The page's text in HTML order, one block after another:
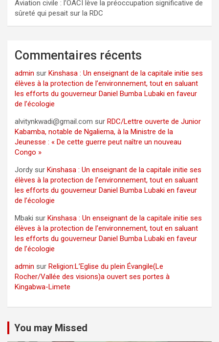
Aviation civile : l’OACI lève la préoccupation significative de
sûreté qui pesait sur la RDC
Commentaires récents
admin sur Kinshasa : Un enseignant de la capitale initie ses
élèves à la protection de l’environnement, tout en saluant
les efforts du gouverneur Daniel Bumba Lubaki en faveur
de l’écologie
alvitynkwadi@gmail.com sur RDC/Lettre ouverte de Junior
Kabamba, notable de Ngaliema, à la Ministre de la
Jeunesse : « De cette guerre peut naître un nouveau
Congo »
Jordy sur Kinshasa : Un enseignant de la capitale initie ses
élèves à la protection de l’environnement, tout en saluant
les efforts du gouverneur Daniel Bumba Lubaki en faveur
de l’écologie
Mbaki sur Kinshasa : Un enseignant de la capitale initie ses
élèves à la protection de l’environnement, tout en saluant
les efforts du gouverneur Daniel Bumba Lubaki en faveur
de l’écologie
admin sur Religion:L’Eglise du plein Évangile(Le
Rocher/Vallée des visions)a ouvert ses portes à
Kingabwa-Limete
You may Missed